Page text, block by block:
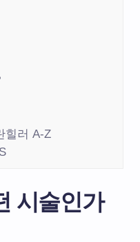
힐러 A-Z
시술인가